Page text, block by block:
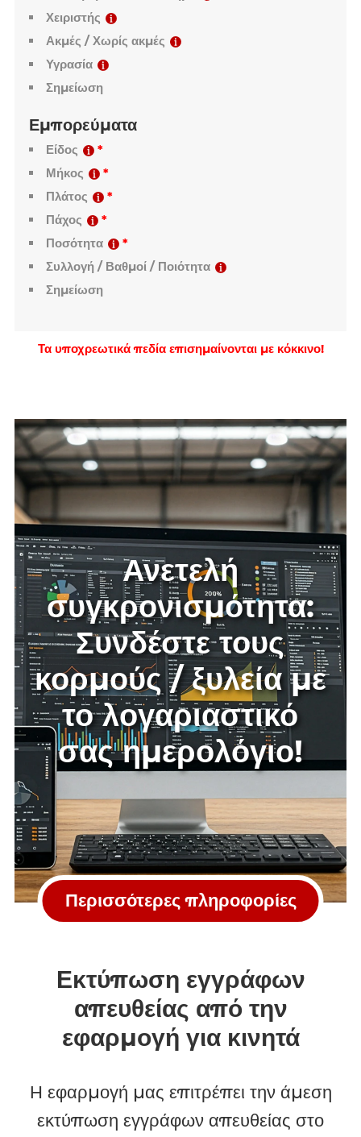
Αγοραστής
Μεταφορέας
Αποθήκη / Υποκατάστημα
Χειριστής
Υγρασία
Σημείωση
Εμπορεύματα
Είδος
Μήκος
Πλάτος
Πάχος
Σημείωση
Τα υποχρεωτικά πεδία επισημαίνονται με κόκκινο!
Ανετελή
συγκρονισμότητα:
Συνδέστε τους
κορμούς / ξυλεία με
το λογαριαστικό
σας ημερολόγιο!
Περισσότερες πληροφορίες
Εκτύπωση εγγράφων
εφαρμογή για κινητά